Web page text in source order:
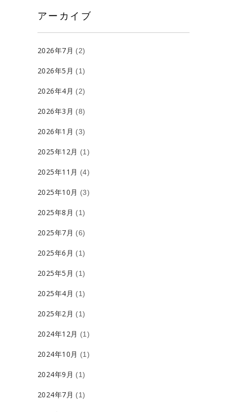
アーカイブ
2026年7月 (2)
2026年5月 (1)
2026年4月 (2)
2026年3月 (8)
2026年1月 (3)
2025年12月 (1)
2025年11月 (4)
2025年10月 (3)
2025年8月 (1)
2025年7月 (6)
2025年6月 (1)
2025年5月 (1)
2025年4月 (1)
2025年2月 (1)
2024年12月 (1)
2024年10月 (1)
2024年9月 (1)
2024年7月 (1)